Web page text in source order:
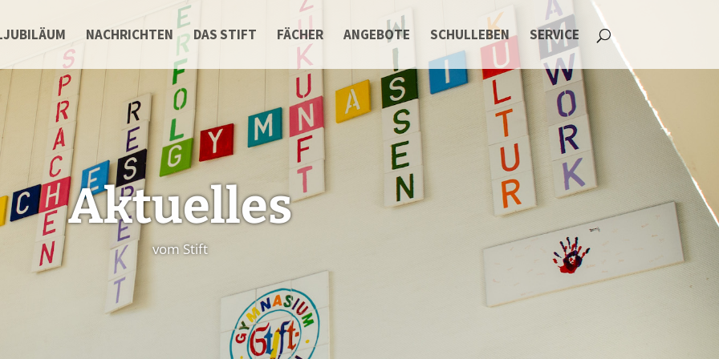
NACHRICHTEN DAS STIFT FÄCHER ANGEBOTE SCHULLEBEN SERVICE
Aktuelles
vom Stift